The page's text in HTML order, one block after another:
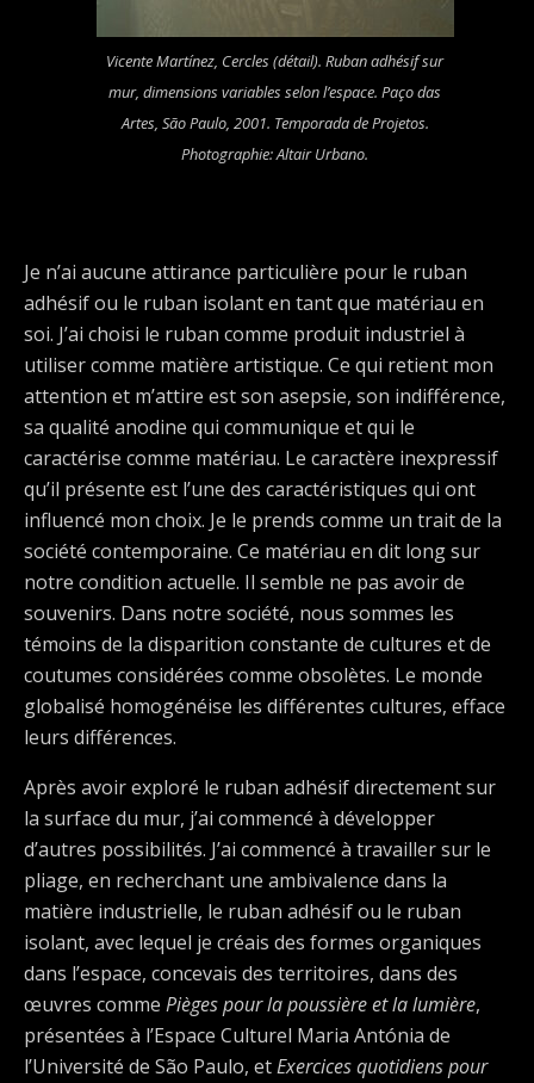
Vicente Martínez, Cercles (détail). Ruban adhésif sur
mur, dimensions variables selon l’espace. Paço das
Artes, São Paulo, 2001. Temporada de Projetos.
Photographie: Altair Urbano.
Je n’ai aucune attirance particulière pour le ruban
adhésif ou le ruban isolant en tant que matériau en
soi. J’ai choisi le ruban comme produit industriel à
utiliser comme matière artistique. Ce qui retient mon
attention et m’attire est son asepsie, son indifférence,
sa qualité anodine qui communique et qui le
caractérise comme matériau. Le caractère inexpressif
qu’il présente est l’une des caractéristiques qui ont
influencé mon choix. Je le prends comme un trait de la
société contemporaine. Ce matériau en dit long sur
notre condition actuelle. Il semble ne pas avoir de
souvenirs. Dans notre société, nous sommes les
témoins de la disparition constante de cultures et de
coutumes considérées comme obsolètes. Le monde
globalisé homogénéise les différentes cultures, efface
leurs différences.
Après avoir exploré le ruban adhésif directement sur
la surface du mur, j’ai commencé à développer
d’autres possibilités. J’ai commencé à travailler sur le
pliage, en recherchant une ambivalence dans la
matière industrielle, le ruban adhésif ou le ruban
isolant, avec lequel je créais des formes organiques
dans l’espace, concevais des territoires, dans des
œuvres comme Pièges pour la poussière et la lumière,
présentées à l’Espace Culturel Maria Antónia de
l’Université de São Paulo, etExercices quotidiens pour